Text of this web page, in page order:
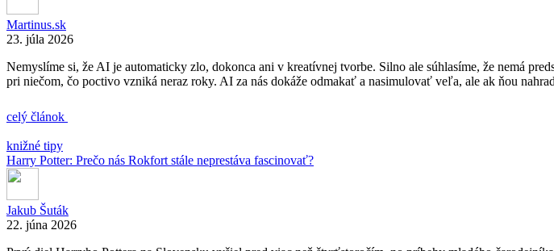
Martinus.sk
23. júla 2026
Nemyslíme si, že AI je automaticky zlo, dokonca ani v kreatívnej tvorbe. Silno ale súhlasíme, že nemá
pri niečom, čo poctivo vzniká neraz roky. AI za nás dokáže odmakať a nasimulovať veľa, ale ak ňou
celý článok
knižné tipy
Harry Potter: Prečo nás Rokfort stále neprestáva fascinovať?
Jakub Šuták
22. júna 2026